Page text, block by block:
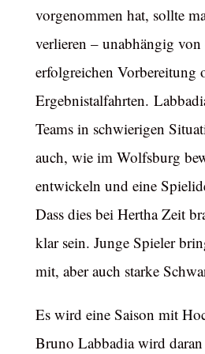
vorgenommen hat, sollte
verlieren – unabhängig
erfolgreichen Vorbereitung
Ergebnistalfahrten.
Teams in schwierigen
auch, wie im Wolfsburg
entwickeln und eine
Dass dies bei Hertha Zeit
klar sein. Junge Spieler
mit, aber auch starke
Es wird eine Saison mit
Bruno Labbadia wird